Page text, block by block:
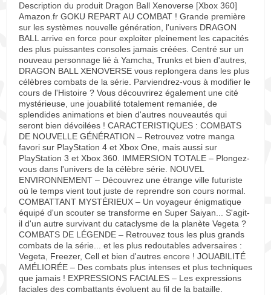
Description du produit Dragon Ball Xenoverse [Xbox 360]
Amazon.fr GOKU REPART AU COMBAT ! Grande première
sur les systèmes nouvelle génération, l'univers DRAGON
BALL arrive en force pour exploiter pleinement les capacités
des plus puissantes consoles jamais créées. Centré sur un
nouveau personnage lié à Yamcha, Trunks et bien d'autres,
DRAGON BALL XENOVERSE vous replongera dans les plus
célèbres combats de la série. Parviendrez-vous à modifier le
cours de l'Histoire ? Vous découvrirez également une cité
mystérieuse, une jouabilité totalement remaniée, de
splendides animations et bien d'autres nouveautés qui
seront bien dévoilées ! CARACTERISTIQUES : COMBATS
DE NOUVELLE GÉNÉRATION – Retrouvez votre manga
favori sur PlayStation 4 et Xbox One, mais aussi sur
PlayStation 3 et Xbox 360. IMMERSION TOTALE – Plongez-
vous dans l'univers de la célèbre série. NOUVEL
ENVIRONNEMENT – Découvrez une étrange ville futuriste
où le temps vient tout juste de reprendre son cours normal.
COMBATTANT MYSTÉRIEUX – Un voyageur énigmatique
équipé d'un scouter se transforme en Super Saiyan... S'agit-
il d'un autre survivant du cataclysme de la planète Vegeta ?
COMBATS DE LÉGENDE – Retrouvez tous les plus grands
combats de la série... et les plus redoutables adversaires :
Vegeta, Freezer, Cell et bien d'autres encore ! JOUABILITÉ
AMÉLIORÉE – Des combats plus intenses et plus techniques
que jamais ! EXPRESSIONS FACIALES – Les expressions
faciales des combattants évoluent au fil de la bataille.